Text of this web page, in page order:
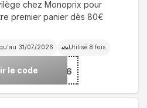
chez Monoprix pour
premier panier dès 80€
31/07/2026 Utilisé 8 fois
le code
PRINTEMPS26